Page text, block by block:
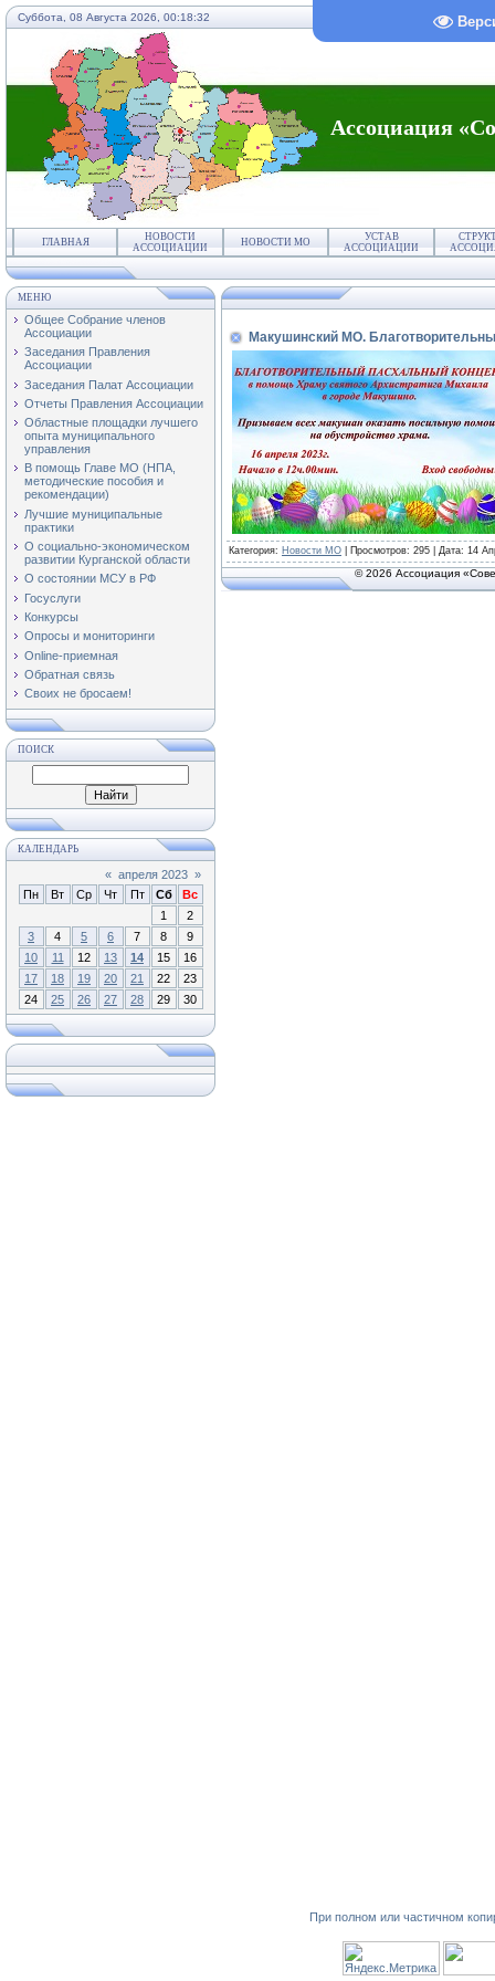
Суббота, 08 Августа 2026, 00:18:32
Ассоциация
ГЛАВНАЯ
НОВОСТИ
АССОЦИАЦИИ
НОВОСТИ МО
УСТАВ
АССОЦИАЦИИ
МЕНЮ
Общее Собрание членов
Ассоциации
Заседания Правления
Ассоциации
Заседания Палат Ассоциации
Отчеты Правления Ассоциации
Областные площадки лучшего
опыта муниципального
управления
В помощь Главе МО (НПА,
методические пособия и
рекомендации)
Лучшие муниципальные
практики
О социально-экономическом
развитии Курганской области
О состоянии МСУ в РФ
Госуслуги
Конкурсы
Опросы и мониторинги
Online-приемная
Обратная связь
Своих не бросаем!
ПОИСК
КАЛЕНДАРЬ
« апреля 2023 »
Пн
Вт Ср Чт Пт Сб
Вс
1
2
3
4 5 6 7 8
9
10
11 12 13 14 15
16
17
18 19 20 21 22
23
24
25 26 27 28 29 30
Макушинский МО.
Категория: Новости МО Просмотров: 295 | Дата: 14
© 2026 Ассоциация
При полном или частичном